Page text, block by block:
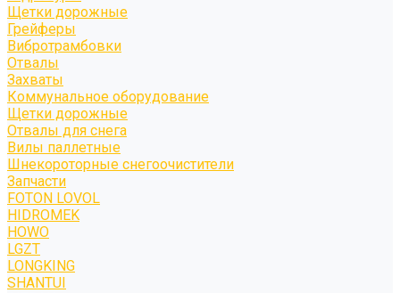
Щетки дорожные
Грейферы
Вибротрамбовки
Отвалы
Захваты
Коммунальное оборудование
Щетки дорожные
Отвалы для снега
Вилы паллетные
Шнекороторные снегоочистители
Запчасти
FOTON LOVOL
HIDROMEK
HOWO
LGZT
LONGKING
SHANTUI